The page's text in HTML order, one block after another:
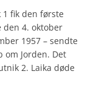
fik den første
den 4. oktober
1957 – sendte
Jorden. Det
2. Laika døde